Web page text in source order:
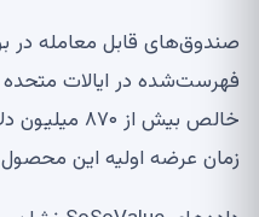
فهرست‌شده در ایالات
خالص بیش از
زمان عرضه اولیه این محصول